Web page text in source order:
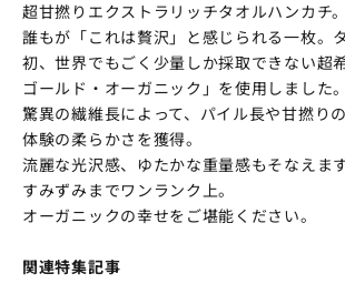
超甘撚りエクストラリッチタオルハンカチ。
誰もが「これは贅沢」と感じられる一枚。
初、世界でもごく少量しか採取できない超
ゴールド・オーガニック」を使用しました。
驚異の繊維長によって、パイル長や甘撚り
体験の柔らかさを獲得。
流麗な光沢感、ゆたかな重量感もそなえます
すみずみまでワンランク上。
オーガニックの幸せをご堪能ください。
関連特集記事